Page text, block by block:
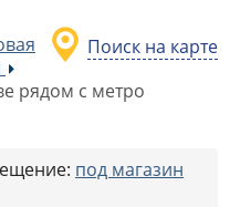
Поиск на карте
рядом с метро
под магазин